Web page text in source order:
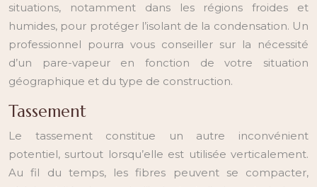
situations, notamment dans les régions froides et
humides, pour protéger l’isolant de la condensation. Un
professionnel pourra vous conseiller sur la nécessité
d’un pare-vapeur en fonction de votre situation
géographique et du type de construction.
Tassement
Le tassement constitue un autre inconvénient
potentiel, surtout lorsqu’elle est utilisée verticalement.
Au fil du temps, les fibres peuvent se compacter,